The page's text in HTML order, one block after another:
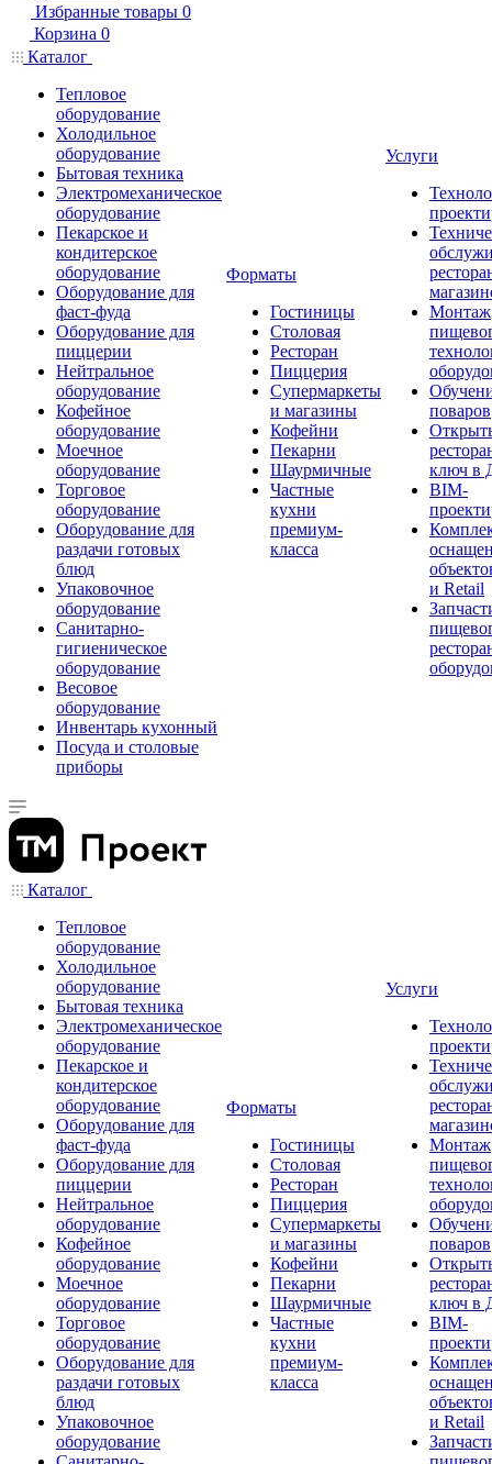
Избранные товары 0
Корзина 0
Каталог
Тепловое
оборудование
Холодильное
оборудование
Бытовая техника
Электромеханическое
оборудование
Пекарское и
кондитерское
оборудование
Оборудование для
фаст-фуда
Оборудование для
пиццерии
Нейтральное
оборудование
Кофейное
оборудование
Моечное
оборудование
Торговое
оборудование
Оборудование для
раздачи готовых
блюд
Упаковочное
оборудование
Санитарно-
гигиеническое
оборудование
Весовое
оборудование
Инвентарь кухонный
Посуда и столовые
приборы
Форматы
Гостиницы
Столовая
Ресторан
Пиццерия
Супермаркеты
и магазины
Кофейни
Пекарни
Шаурмичные
Частные
кухни
премиум-
класса
Услуги
Монтаж
поваров
ключ в
BIM-
и Retail
Каталог
Тепловое
оборудование
Холодильное
оборудование
Бытовая техника
Электромеханическое
оборудование
Пекарское и
кондитерское
оборудование
Оборудование для
фаст-фуда
Оборудование для
пиццерии
Нейтральное
оборудование
Кофейное
оборудование
Моечное
оборудование
Торговое
оборудование
Оборудование для
раздачи готовых
блюд
Упаковочное
оборудование
Форматы
Гостиницы
Столовая
Ресторан
Пиццерия
Супермаркеты
и магазины
Кофейни
Пекарни
Шаурмичные
Частные
кухни
премиум-
класса
Услуги
Монтаж
поваров
ключ в
BIM-
и Retail